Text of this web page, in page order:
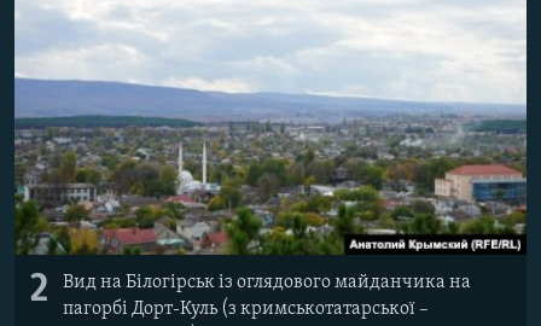
2
Вид на Білогірськ із оглядового майданчика на
пагорбі Дорт-Куль (з кримськотатарської –